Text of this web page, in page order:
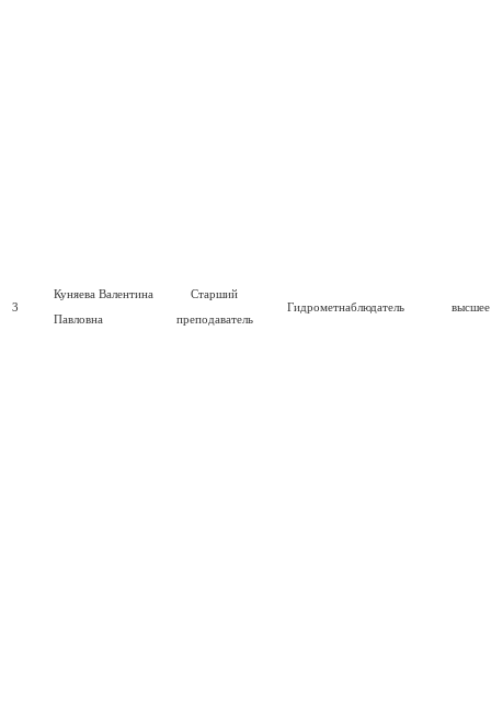
3
Куняева Валентина
Павловна
Старший
преподаватель
Гидрометнаблюдатель высшее